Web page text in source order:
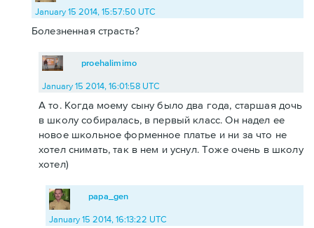
January 15 2014, 15:57:50 UTC
Болезненная страсть?
proehalimimo
January 15 2014, 16:01:58 UTC
А то. Когда моему сыну было два года, старшая дочь
в школу собиралась, в первый класс. Он надел ее
новое школьное форменное платье и ни за что не
хотел снимать, так в нем и уснул. Тоже очень в школу
хотел)
papa_gen
January 15 2014, 16:13:22 UTC